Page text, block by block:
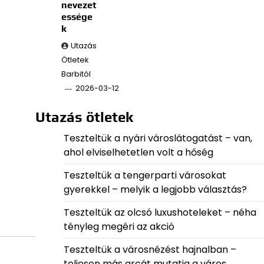
nevezet
essége
k
Utazás
Ötletek
Barbitól
2026-03-12
Utazás ötletek
Teszteltük a nyári városlátogatást – van,
ahol elviselhetetlen volt a hőség
Teszteltük a tengerparti városokat
gyerekkel – melyik a legjobb választás?
Teszteltük az olcsó luxushoteleket – néha
tényleg megéri az akció
Teszteltük a városnézést hajnalban –